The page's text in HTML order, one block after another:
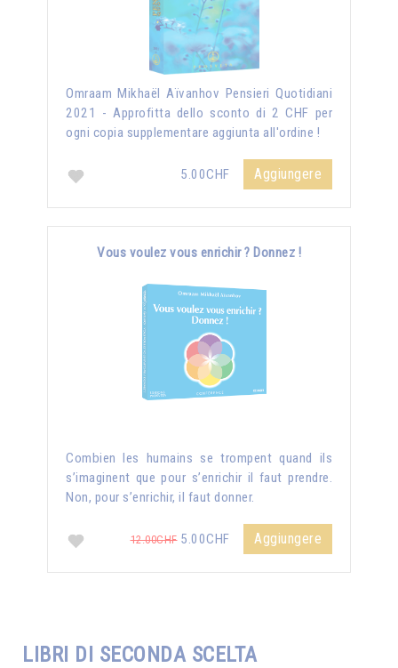
Omraam Mikhaël Aïvanhov Pensieri Quotidiani
2021 - Approfitta dello sconto di 2 CHF per
ogni copia supplementare aggiunta all'ordine !
5.00CHF Aggiungere
Vous voulez vous enrichir ? Donnez !
Combien les humains se trompent quand ils
s’imaginent que pour s’enrichir il faut prendre.
Non, pour s’enrichir, il faut donner.
12.00CHF5.00CHF Aggiungere
LIBRI DI SECONDA SCELTA